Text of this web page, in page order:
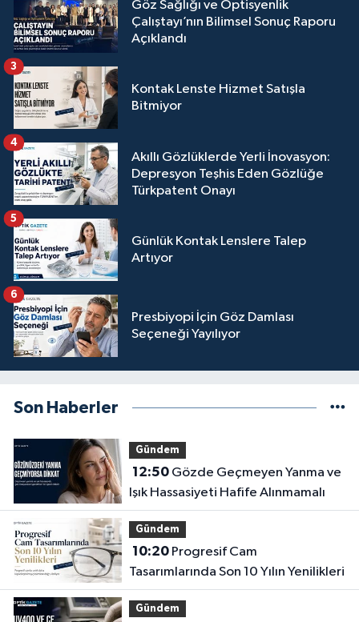
Göz Sağlığı ve Optisyenlik
Çalıştayı’nın Bilimsel Sonuç Raporu
Açıklandı
Kontak Lenste Hizmet Satışla
Bitmiyor
3
Akıllı Gözlüklerde Yerli İnovasyon:
Depresyon Teşhis Eden Gözlüğe
Türkpatent Onayı
4
Günlük Kontak Lenslere Talep
Artıyor
5
Presbiyopi İçin Göz Damlası
Seçeneği Yayılıyor
6
Son Haberler
Gündem
12:50Gözde Geçmeyen Yanma ve
Işık Hassasiyeti Hafife Alınmamalı
Gündem
10:20Progresif Cam
Tasarımlarında Son 10 Yılın Yenilikleri
Gündem